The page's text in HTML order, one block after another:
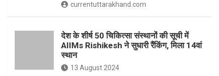
currentuttarakhand.com
देश के शीर्ष 50 चिकित्सा संस्थानों की सूची में
AIIMs Rishikesh ने सुधारी रैंकिंग, मिला 14वां
स्थान
13 August 2024